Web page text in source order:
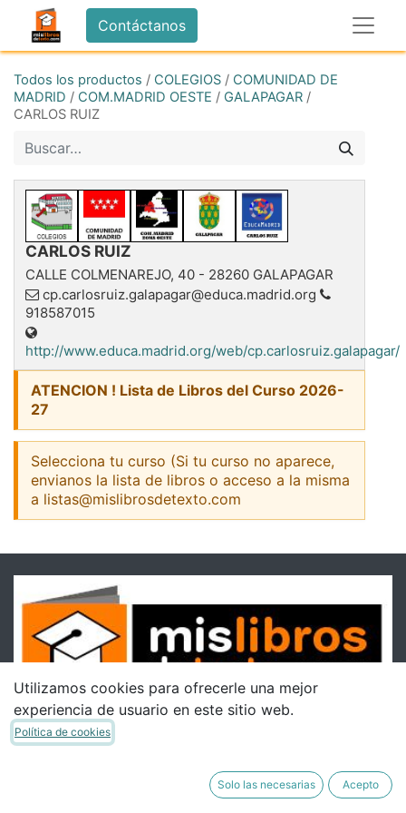
Contáctanos
Todos los productos / COLEGIOS / COMUNIDAD DE
MADRID / COM.MADRID OESTE / GALAPAGAR /
CARLOS RUIZ
CARLOS RUIZ
CALLE COLMENAREJO, 40 - 28260 GALAPAGAR
cp.carlosruiz.galapagar@educa.madrid.org
918587015
http://www.educa.madrid.org/web/cp.carlosruiz.galapagar/
ATENCION ! Lista de Libros del Curso 2026-
27
Selecciona tu curso (Si tu curso no aparece,
envianos la lista de libros o acceso a la misma
a listas@mislibrosdetexto.com
Utilizamos cookies para ofrecerle una mejor
experiencia de usuario en este sitio web.
Política de cookies
Solo las necesarias Acepto